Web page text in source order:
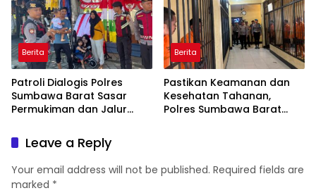
Berita
Patroli Dialogis Polres
Sumbawa Barat Sasar
Permukiman dan Jalur
Tetap Kondusif
Berita
Pastikan Keamanan dan
Kesehatan Tahanan,
Polres Sumbawa Barat
Leave a Reply
Your email address will not be published. Required fields are
marked *